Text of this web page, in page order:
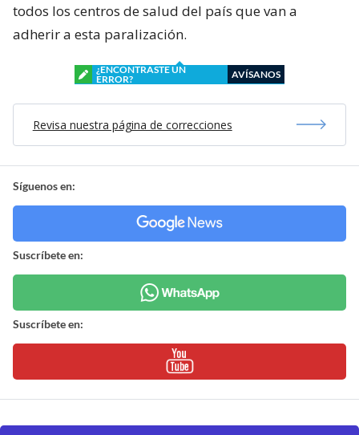
todos los centros de salud del país que van a
adherir a esta paralización.
¿ENCONTRASTE UN
ERROR?
AVÍSANOS
Revisa nuestra página de correcciones
Síguenos en:
Suscríbete en:
Suscríbete en: